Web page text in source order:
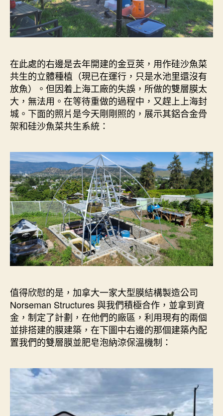
在此處的右邊是去年開建的金豆莢，用作硅沙魚菜
共生的立體種植（現已在運行，只是水池里還沒有
放魚）。但因着上海工廠的失誤，所做的雙層膜太
大，無法用。在等待重做的過程中，又趕上上海封
城。下面的照片是今天剛剛照的，展示其鋁合金骨
架和硅沙魚菜共生系統：
值得欣慰的是，加拿大一家大型膜結構製造公司
Norseman Structures 與我們積極合作，並拿到資
金，制定了計劃，在他們的廠區，利用現有的兩個
並排搭建的膜建築，在下圖中右邊的那個建築內配
置我們的雙層膜並肥皂泡納涼保溫機制：